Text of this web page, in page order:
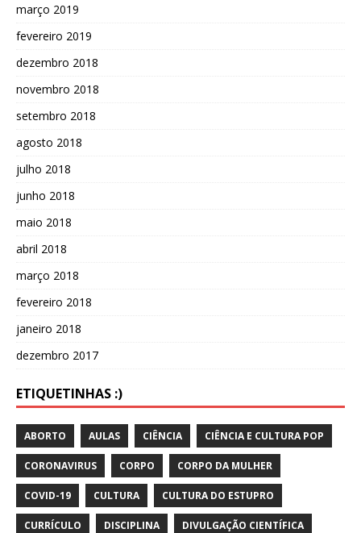
março 2019
fevereiro 2019
dezembro 2018
novembro 2018
setembro 2018
agosto 2018
julho 2018
junho 2018
maio 2018
abril 2018
março 2018
fevereiro 2018
janeiro 2018
dezembro 2017
ETIQUETINHAS :)
ABORTO AULAS CIÊNCIA CIÊNCIA E CULTURA POP
CORONAVIRUS CORPO CORPO DA MULHER
COVID-19 CULTURA CULTURA DO ESTUPRO
CURRÍCULO DISCIPLINA DIVULGAÇÃO CIENTÍFICA